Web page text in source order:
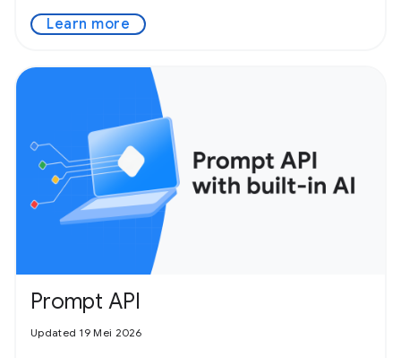
Learn more
Prompt API
Updated 19 Mei 2026